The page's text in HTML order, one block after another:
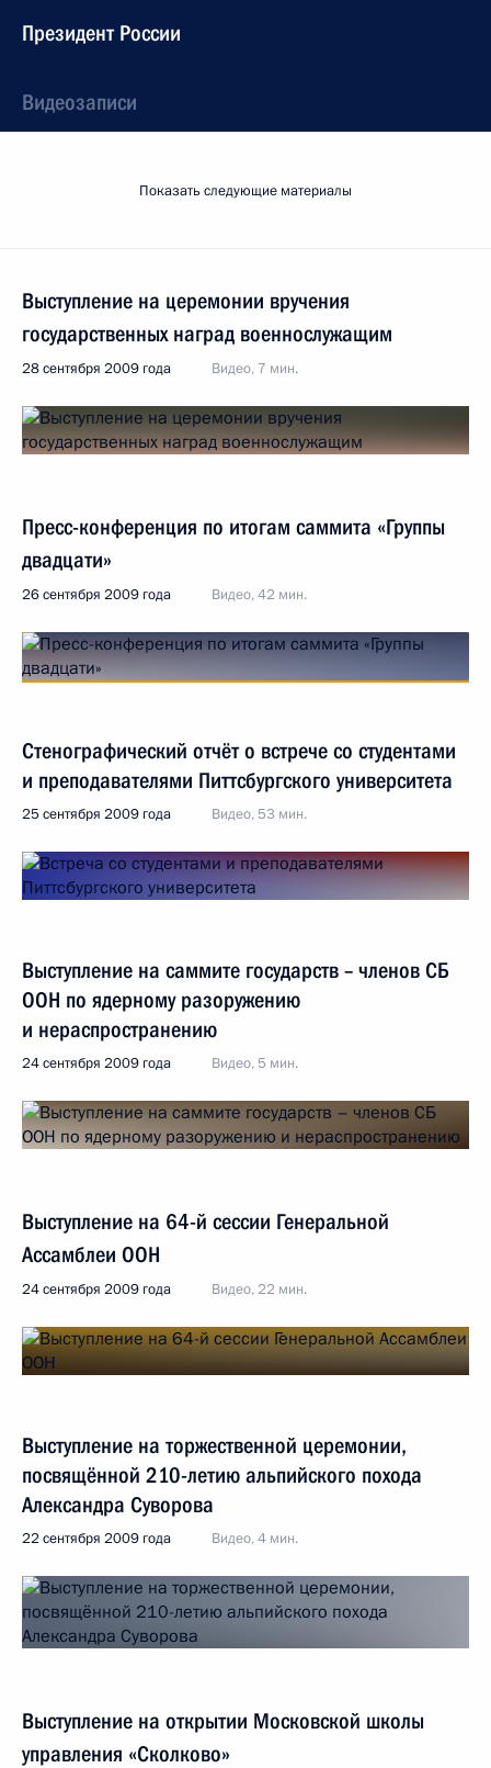
Президент России
Видеозаписи
Показать следующие материалы
Выступление на церемонии вручения
государственных наград военнослужащим
28 сентября 2009 года Видео, 7 мин.
Пресс-конференция по итогам саммита «Группы
двадцати»
26 сентября 2009 года Видео, 42 мин.
Стенографический отчёт о встрече со студентами
и преподавателями Питтсбургского университета
25 сентября 2009 года Видео, 53 мин.
Выступление на саммите государств – членов СБ
ООН по ядерному разоружению
и нераспространению
24 сентября 2009 года Видео, 5 мин.
Выступление на 64-й сессии Генеральной
Ассамблеи ООН
24 сентября 2009 года Видео, 22 мин.
Выступление на торжественной церемонии,
посвящённой 210-летию альпийского похода
Александра Суворова
22 сентября 2009 года Видео, 4 мин.
Выступление на открытии Московской школы
управления «Сколково»